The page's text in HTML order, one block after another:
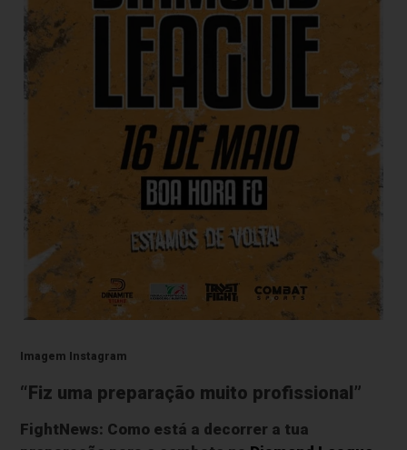
Imagem Instagram
“Fiz uma preparação muito profissional”
FightNews: Como está a decorrer a tua